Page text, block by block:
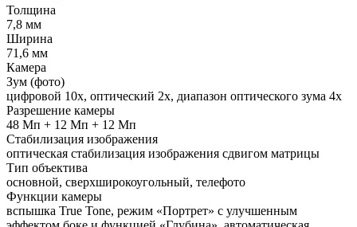
Толщина
7,8 мм
Ширина
71,6 мм
Камера
Зум (фото)
цифровой 10x, оптический 2x, диапазон оптического зума 4x
Разрешение камеры
48 Мп + 12 Мп + 12 Мп
Стабилизация изображения
оптическая стабилизация изображения сдвигом матрицы
Тип объектива
основной, сверхширокоугольный, телефото
Функции камеры
вспышка True Tone, режим «Портрет» с улучшенным